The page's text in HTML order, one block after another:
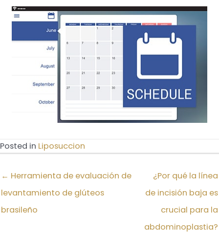
Posted in Liposuccion
← Herramienta de evaluación de
levantamiento de glúteos
brasileño
¿Por qué la línea
de incisión baja es
crucial para la
abdominoplastia?